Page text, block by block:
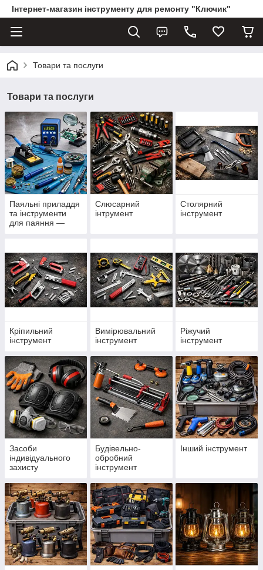
Інтернет-магазин інструменту для ремонту "Ключик"
Товари та послуги
Товари та послуги
Паяльні приладдя
та інструменти
для паяння —
Слюсарний
інтрумент
Столярний
інструмент
Кріпильний
інструмент
Вимірювальний
інструмент
Ріжучий
інструмент
Засоби
індивідуального
захисту
Будівельно-
обробний
інструмент
Інший інструмент